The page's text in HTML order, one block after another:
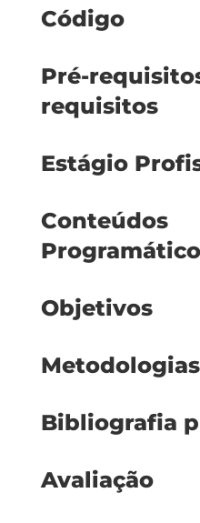
Código
Pré-
requisitos
Estágio
Conteúdos
Objetivos
Bibliografia
Avaliação